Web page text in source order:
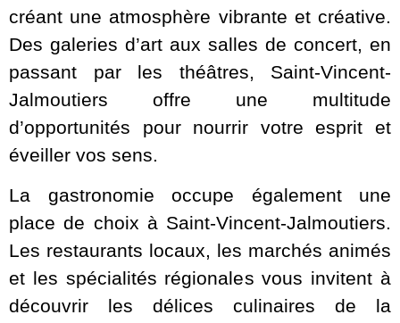
créant une atmosphère vibrante et créative.
Des galeries d’art aux salles de concert, en
passant par les théâtres, Saint-Vincent-
Jalmoutiers offre une multitude
d’opportunités pour nourrir votre esprit et
éveiller vos sens.
La gastronomie occupe également une
place de choix à Saint-Vincent-Jalmoutiers.
Les restaurants locaux, les marchés animés
et les spécialités régionales vous invitent à
découvrir les délices culinaires de la